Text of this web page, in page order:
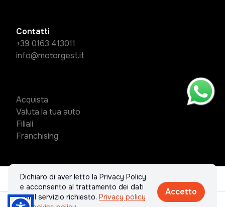
Contatti
+39 0163 413011
info@motorgest.it
Acquista
Valuta la tua auto
Filiali
Franchising
Dichiaro di aver letto la Privacy Policy
e acconsento al trattamento dei dati
per il servizio richiesto. Privacy policy
Accetto
© 2026 MotorGest Group S.R.L.. Tutti i diritti riservati.
Privacy policy & Cookies policy